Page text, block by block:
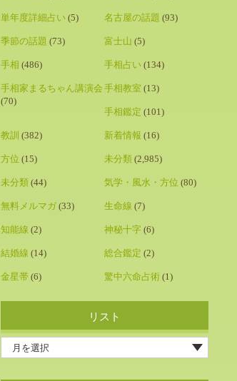
単年度詳細占い (5) 名古屋の話題 (93)
季節の話題 (73) 富士山 (5)
手相 (486) 手相占い (134)
手相家まるちゃん講演会
(70)
手相教室 (13)
手相鑑定 (101)
教訓 (382) 新着情報 (16)
方位 (15) 未分類 (2,985)
未分類 (44) 気学・風水・方位 (80)
無料メルマガ (33) 生命線 (7)
知能線 (2) 神秘十字 (6)
結婚線 (14) 総合鑑定 (2)
金星帯 (6) 驚中六命占術 (1)
リスト